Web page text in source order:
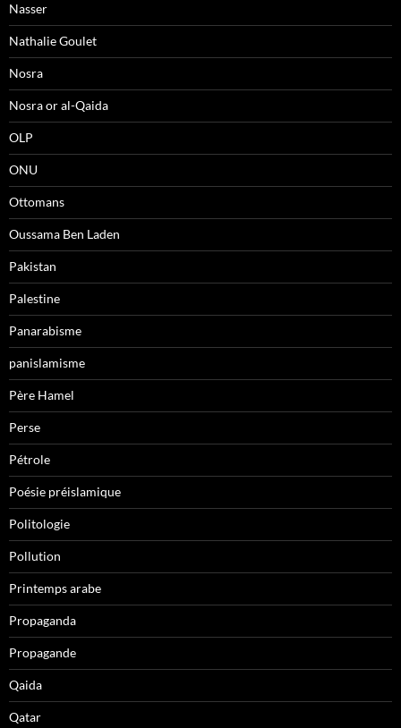
Nasser
Nathalie Goulet
Nosra
Nosra or al-Qaida
OLP
ONU
Ottomans
Oussama Ben Laden
Pakistan
Palestine
Panarabisme
panislamisme
Père Hamel
Perse
Pétrole
Poésie préislamique
Politologie
Pollution
Printemps arabe
Propaganda
Propagande
Qaida
Qatar